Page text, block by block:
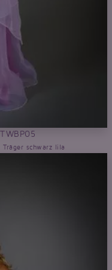
Träger schwarz lila